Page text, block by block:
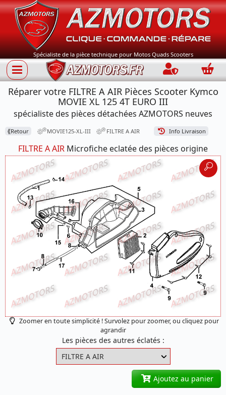
Spécialiste de la pièce technique pour Motos Quads Scooters
Connection
Réparer votre FILTRE A AIR Pièces Scooter Kymco
MOVIE XL 125 4T EURO III
spécialiste des pièces détachées AZMOTORS neuves
⟪Retour MOVIE125-XL-III FILTRE A AIR Info Livraison
FILTRE A AIR Microfiche eclatée des pièces origine
Zoomer en toute simplicité ! Survolez pour zoomer, ou cliquez pour
agrandir
Les pièces des autres éclatés :
Ajoutez au panier